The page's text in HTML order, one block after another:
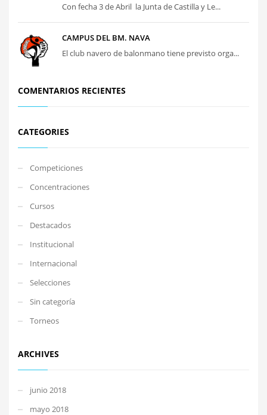
Con fecha 3 de Abril la Junta de Castilla y Le...
CAMPUS DEL BM. NAVA
El club navero de balonmano tiene previsto orga...
COMENTARIOS RECIENTES
CATEGORIES
Competiciones
Concentraciones
Cursos
Destacados
Institucional
Internacional
Selecciones
Sin categoría
Torneos
ARCHIVES
junio 2018
mayo 2018